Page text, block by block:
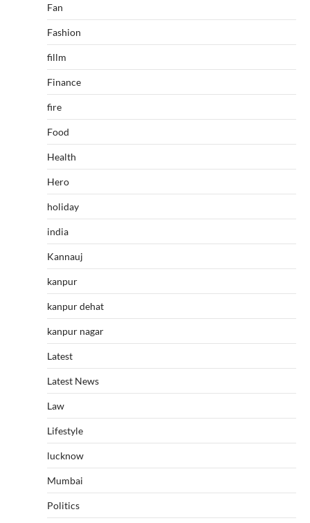
Fan
Fashion
fillm
Finance
fire
Food
Health
Hero
holiday
india
Kannauj
kanpur
kanpur dehat
kanpur nagar
Latest
Latest News
Law
Lifestyle
lucknow
Mumbai
Politics